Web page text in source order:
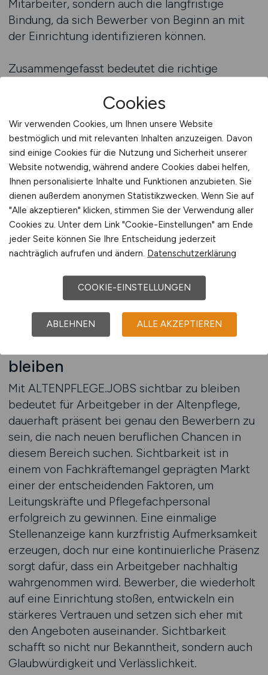
Mitarbeiter, sondern auch die langfristige
Bindung, da sich Bewerber von Beginn an mit
der Einrichtung identifizieren können.
Zusammengefasst bedeutet die richtige
realistisches, aber zugleich wertschätzendes
Bild der Position zu vermitteln. Anzeigen, die
Handlungsspielraum, klare Strukturen und
Anerkennung deutlich machen, unterscheiden
sich positiv von Standardtexten und erhöhen
die Chancen, qualifizierte Bewerber zu
gewinnen. Arbeitgeber, die Führungskräfte auf
Augenhöhe ansprechen und deren
Verantwortung sichtbar würdigen, stärken nicht
nur ihre Attraktivität als Arbeitgeber, sondern
auch die Zukunftsfähigkeit ihrer Einrichtung.
Stellenanzeigen auf ALTENPFLEGE.JOBS
schalten
bleiben
Mit ALTENPFLEGE.JOBS sichtbar zu bleiben
bedeutet für Arbeitgeber in der Altenpflege,
dauerhaft präsent bei genau den Bewerbern zu
sein, die nach neuen beruflichen Chancen in
diesem Bereich suchen. Sichtbarkeit ist in
einem von Fachkräftemangel geprägten Markt
einer der entscheidenden Faktoren, um
Leitungskräfte und Pflegefachpersonal
erfolgreich zu gewinnen. Eine einmalige
Stellenanzeige kann kurzfristig Aufmerksamkeit
erzeugen, doch nur eine kontinuierliche Präsenz
sorgt dafür, dass ein Arbeitgeber nachhaltig
wahrgenommen wird. Bewerber, die wiederholt
auf eine Einrichtung stoßen, entwickeln ein
stärkeres Vertrauen und setzen sich eher mit
den Angeboten auseinander. Sichtbarkeit
schafft so nicht nur Bekanntheit, sondern auch
Glaubwürdigkeit und Verlässlichkeit.
Cookies
Wir verwenden Cookies, um Ihnen unsere Website
bestmöglich und mit relevanten Inhalten anzuzeigen. Davon
sind einige Cookies für die Nutzung und Sicherheit unserer
Website notwendig, während andere Cookies dabei helfen,
Ihnen personalisierte Inhalte und Funktionen anzubieten. Sie
dienen außerdem anonymen Statistikzwecken. Wenn Sie auf
"Alle akzeptieren" klicken, stimmen Sie der Verwendung aller
Cookies zu. Unter dem Link "Cookie-Einstellungen" am Ende
jeder Seite können Sie Ihre Entscheidung jederzeit
nachträglich aufrufen und ändern. Datenschutzerklärung
COOKIE-EINSTELLUNGEN
ABLEHNEN ALLE AKZEPTIEREN